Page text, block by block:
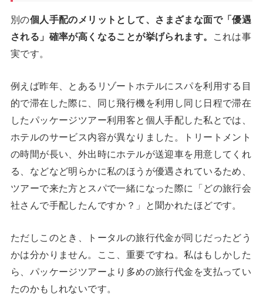
別の個人手配のメリットとして、さまざまな面で「優遇
される」確率が高くなることが挙げられます。
これは事
実です。
例えば昨年、とあるリゾートホテルにスパを利用する目
的で滞在した際に、同じ飛行機を利用し同じ日程で滞在
したパッケージツアー利用客と個人手配した私とでは、
ホテルのサービス内容が異なりました。トリートメント
の時間が長い、外出時にホテルが送迎車を用意してくれ
る、などなど明らかに私のほうが優遇されているため、
ツアーで来た方とスパで一緒になった際に「どの旅行会
社さんで手配したんですか？」と聞かれたほどです。
ただしこのとき、トータルの旅行代金が同じだったどう
かは分かりません。ここ、重要ですね。私はもしかした
ら、パッケージツアーより多めの旅行代金を支払ってい
たのかもしれないです。